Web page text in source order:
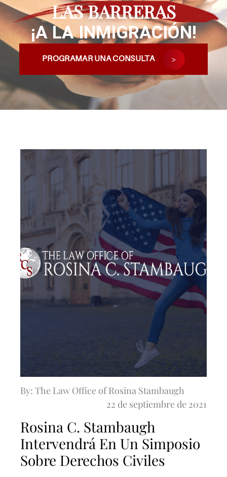
LAS BARRERAS
¡A LA INMIGRACIÓN!
PROGRAMAR UNA CONSULTA
By: The Law Office of Rosina Stambaugh
22 de septiembre de 2021
Rosina C. Stambaugh
Intervendrá En Un Simposio
Sobre Derechos Civiles